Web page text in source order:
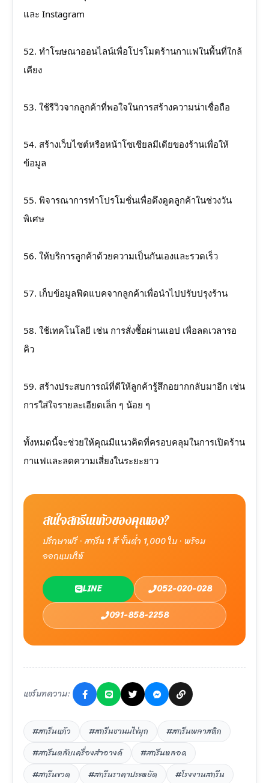
และ Instagram
52. ทำโฆษณาออนไลน์เพื่อโปรโมตร้านกาแฟในพื้นที่ใกล้
เคียง
53. ใช้รีวิวจากลูกค้าที่พอใจในการสร้างความน่าเชื่อถือ
54. สร้างเว็บไซต์หรือหน้าโซเชียลมีเดียของร้านเพื่อให้
ข้อมูล
55. พิจารณาการทำโปรโมชั่นเพื่อดึงดูดลูกค้าในช่วงวัน
พิเศษ
56. ให้บริการลูกค้าด้วยความเป็นกันเองและรวดเร็ว
57. เก็บข้อมูลฟีดแบคจากลูกค้าเพื่อนำไปปรับปรุงร้าน
58. ใช้เทคโนโลยี เช่น การสั่งซื้อผ่านแอป เพื่อลดเวลารอ
คิว
59. สร้างประสบการณ์ที่ดีให้ลูกค้ารู้สึกอยากกลับมาอีก เช่น
การใส่ใจรายละเอียดเล็ก ๆ น้อย ๆ
ทั้งหมดนี้จะช่วยให้คุณมีแนวคิดที่ครอบคลุมในการเปิดร้าน
กาแฟและลดความเสี่ยงในระยะยาว
สนใจสกรีนแก้วของคุณเอง?
ปรึกษาฟรี · สกรีน 1 สี ขั้นต่ำ 1,000 ใบ · พร้อม
ออกแบบให้
LINE
052-020-028
091-858-2258
แชร์บทความ:
#สกรีนแก้ว #สกรีนชานมไข่มุก
#สกรีนพลาสติก
#สกรีนตลับเครื่องสำอางค์
#สกรีนหลอด
#สกรีนขวด
#สกรีนราคาประหยัด
#โรงงานสกรีน